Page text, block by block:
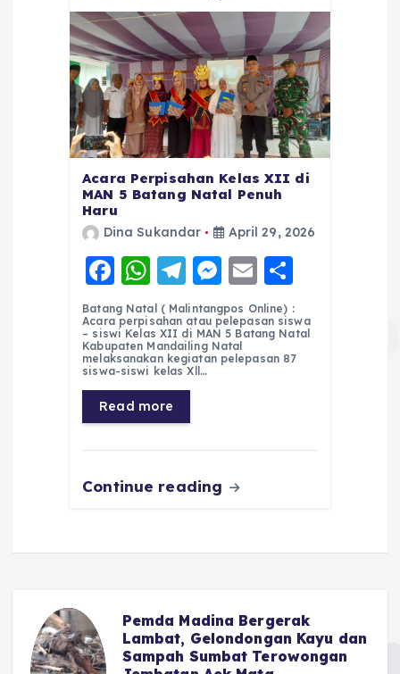
Acara Perpisahan Kelas XII di
MAN 5 Batang Natal Penuh
Haru
Dina Sukandar April 29, 2026
F
a
c
e
b
o
o
W
h
a
ts
A
p
p
T
el
e
g
r
m
M
e
ss
e
er
E
m
ai
l
h
a
re
Batang Natal ( Malintangpos Online) :
Acara perpisahan atau pelepasan siswa
– siswi Kelas XII di MAN 5 Batang Natal
Kabupaten Mandailing Natal
melaksanakan kegiatan pelepasan 87
siswa-siswi kelas Xll…
Read more
Continue reading
Pemda Madina Bergerak
Lambat, Gelondongan Kayu dan
Sampah Sumbat Terowongan